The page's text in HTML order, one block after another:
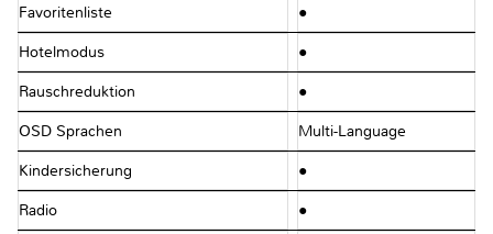
Favoritenliste ●
Hotelmodus ●
Rauschreduktion ●
OSD Sprachen Multi-Language
Kindersicherung ●
Radio ●